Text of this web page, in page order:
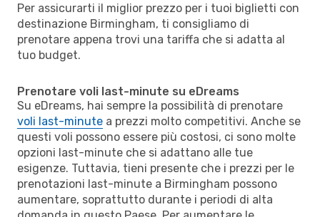
Per assicurarti il miglior prezzo per i tuoi biglietti con
destinazione Birmingham, ti consigliamo di
prenotare appena trovi una tariffa che si adatta al
tuo budget.
Prenotare voli last-minute su eDreams
Su eDreams, hai sempre la possibilità di prenotare
voli last-minute a prezzi molto competitivi. Anche se
questi voli possono essere più costosi, ci sono molte
opzioni last-minute che si adattano alle tue
esigenze. Tuttavia, tieni presente che i prezzi per le
prenotazioni last-minute a Birmingham possono
aumentare, soprattutto durante i periodi di alta